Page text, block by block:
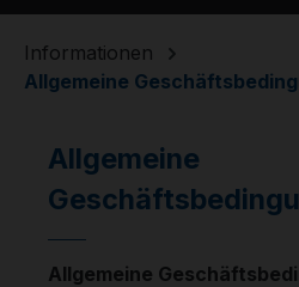
Informationen
Allgemeine
Allgemeine
Allgemeine